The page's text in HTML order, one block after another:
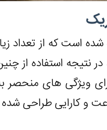
شده است که از تعداد
استفاده از
ویژگی های
و کارایی طراحی شده